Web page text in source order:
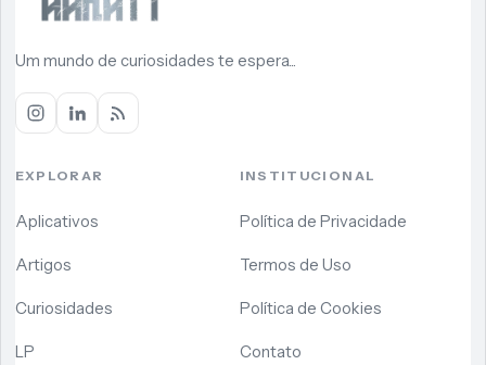
Um mundo de curiosidades te espera...
EXPLORAR
Aplicativos
Artigos
Curiosidades
LP
INSTITUCIONAL
Política de Privacidade
Termos de Uso
Política de Cookies
Contato